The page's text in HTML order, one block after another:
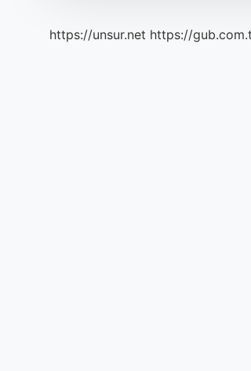
https://unsur.net https://